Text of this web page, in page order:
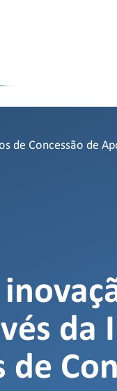
de Concessão de
da
de